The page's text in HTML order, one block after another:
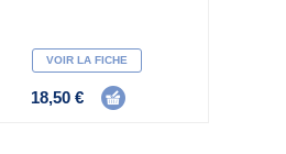
VOIR LA FICHE
18,50 €